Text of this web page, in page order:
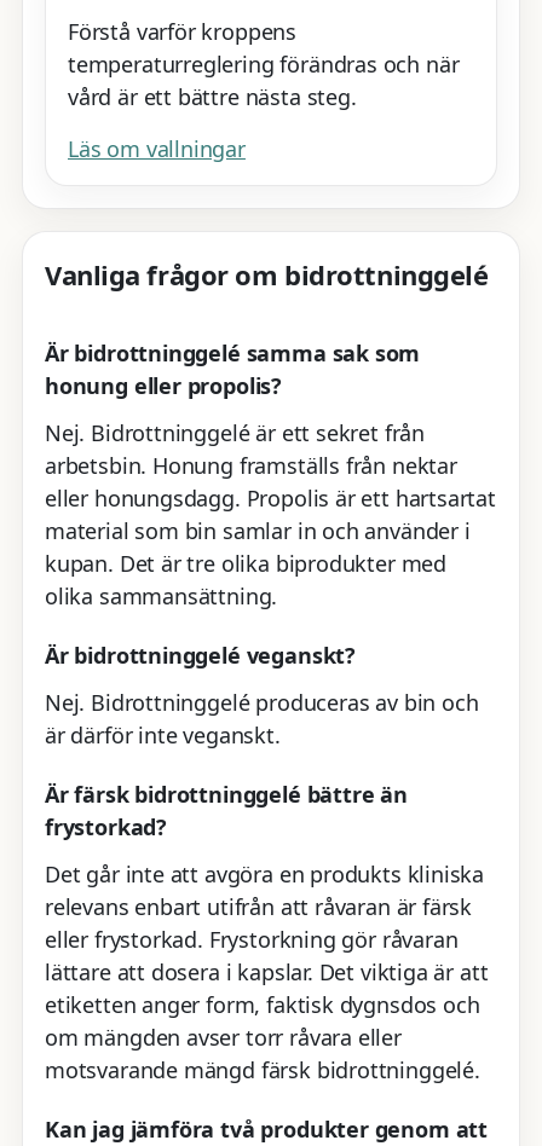
Förstå varför kroppens
temperaturreglering förändras och när
vård är ett bättre nästa steg.
Läs om vallningar
Vanliga frågor om bidrottninggelé
Är bidrottninggelé samma sak som
honung eller propolis?
Nej. Bidrottninggelé är ett sekret från
arbetsbin. Honung framställs från nektar
eller honungsdagg. Propolis är ett hartsartat
material som bin samlar in och använder i
kupan. Det är tre olika biprodukter med
olika sammansättning.
Är bidrottninggelé veganskt?
Nej. Bidrottninggelé produceras av bin och
är därför inte veganskt.
Är färsk bidrottninggelé bättre än
frystorkad?
Det går inte att avgöra en produkts kliniska
relevans enbart utifrån att råvaran är färsk
eller frystorkad. Frystorkning gör råvaran
lättare att dosera i kapslar. Det viktiga är att
etiketten anger form, faktisk dygnsdos och
om mängden avser torr råvara eller
motsvarande mängd färsk bidrottninggelé.
Kan jag jämföra två produkter genom att